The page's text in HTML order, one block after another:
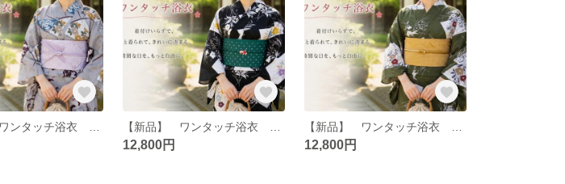
12,800円 12,800円